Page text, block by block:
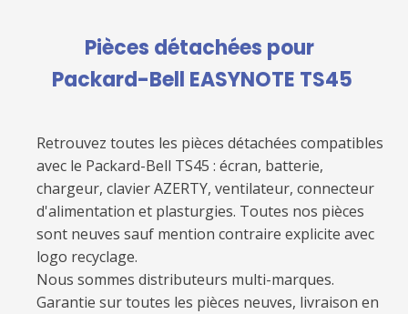
Pièces détachées pour
Packard-Bell EASYNOTE TS45
Retrouvez toutes les pièces détachées compatibles
avec le Packard-Bell TS45 : écran, batterie,
chargeur, clavier AZERTY, ventilateur, connecteur
d'alimentation et plasturgies. Toutes nos pièces
sont neuves sauf mention contraire explicite avec
logo recyclage.
Nous sommes distributeurs multi-marques.
Garantie sur toutes les pièces neuves, livraison en